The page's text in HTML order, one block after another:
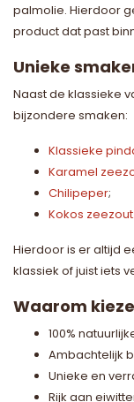
palmolie. Hierdoor
product dat past
Unieke
Naast de klassieke
bijzondere smaken:
Klassieke
Karamel
Chilipeper;
Kokos zeezout
Hierdoor is er altijd
klassiek of juist iets
Waarom
100%
Ambachtelijk
Unieke en
Rijk aan